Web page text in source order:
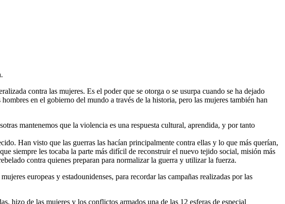
contra las mujeres. Es el poder que se otorga o se usurpa cuando se ha dejado
en el gobierno del mundo a través de la historia, pero las mujeres también han
mantenemos que la violencia es una respuesta cultural, aprendida, y por tanto
Han visto que las guerras las hacían principalmente contra ellas y lo que más querían,
siempre les tocaba la parte más difícil de reconstruir el nuevo tejido social, misión más
contra quienes preparan para normalizar la guerra y utilizar la fuerza.
europeas y estadounidenses, para recordar las campañas realizadas por las
hizo de las mujeres y los conflictos armados una de las 12 esferas de especial